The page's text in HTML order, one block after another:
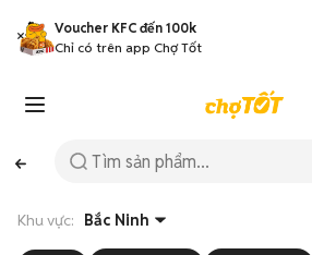
Voucher KFC đến 100k
Chỉ có trên app Chợ Tốt
Khu vực: Bắc Ninh